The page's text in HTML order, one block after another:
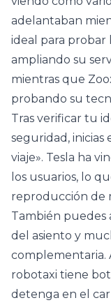
adelantaban
ideal para probar
ampliando su
mientras que
probando su
Tras verificar tu
seguridad, inicias
viaje». Tesla ha
los usuarios, lo
reproducción de
También puedes
del asiento y
complementaria.
robotaxi tiene
detenga en el